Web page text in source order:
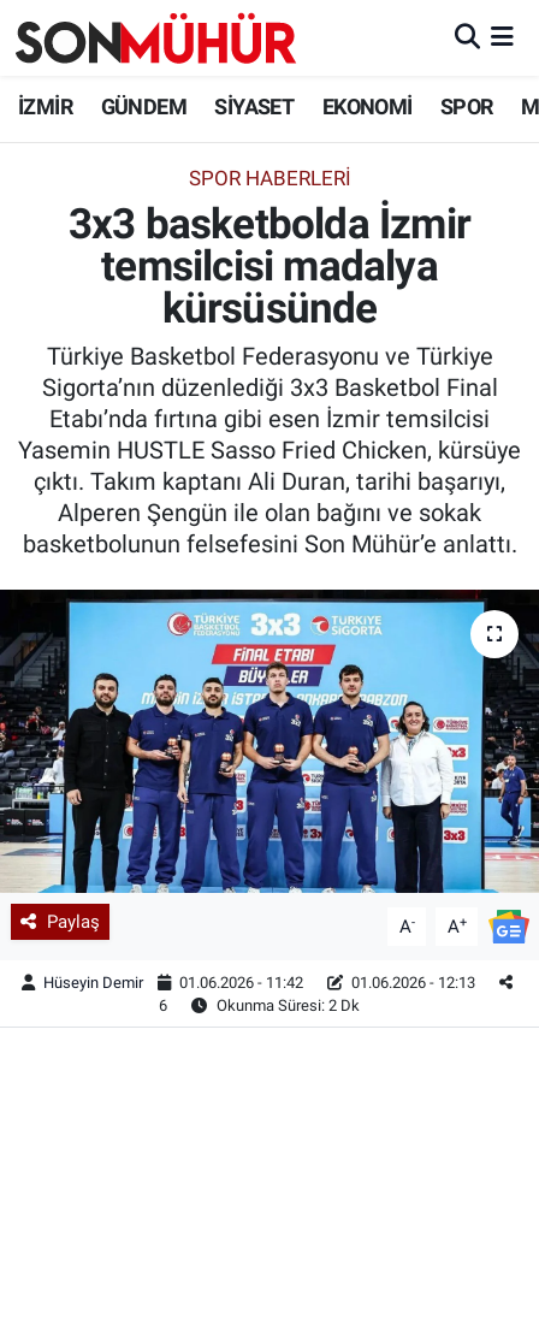
İZMİR GÜNDEM SİYASET EKONOMİ SPOR
SPOR HABERLERI
3x3 basketbolda İzmir
temsilcisi madalya
kürsüsünde
Türkiye Basketbol Federasyonu ve Türkiye
Sigorta’nın düzenlediği 3x3 Basketbol Final
Etabı’nda fırtına gibi esen İzmir temsilcisi
Yasemin HUSTLE Sasso Fried Chicken, kürsüye
çıktı. Takım kaptanı Ali Duran, tarihi başarıyı,
Alperen Şengün ile olan bağını ve sokak
basketbolunun felsefesini Son Mühür’e anlattı.
Paylaş A- A+
Hüseyin Demir 01.06.2026 - 11:42
01.06.2026 - 12:13
6
Okunma Süresi: 2 Dk
İzmir Nöbetçi Eczaneler
İzmir Namaz Vakitleri
İzmir Trafik Yoğunluk Haritası
Tüm Manşetler
Son Dakika Haberleri
Haber Arşivi